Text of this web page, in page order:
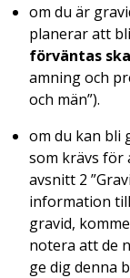
om du är
planerar att
förväntas
amning och
och män”).
om du kan bli
som krävs för
avsnitt 2
information
gravid,
notera att de
ge dig denna